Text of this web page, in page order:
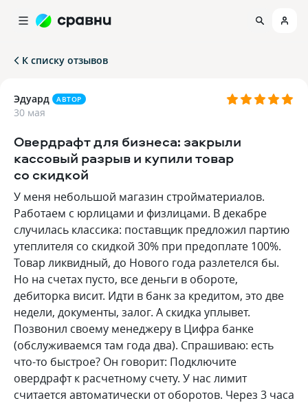
К списку отзывов
Эдуард АВТОР
30 мая
Овердрафт для бизнеса: закрыли
кассовый разрыв и купили товар
со скидкой
У меня небольшой магазин стройматериалов.
Работаем с юрлицами и физлицами. В декабре
случилась классика: поставщик предложил партию
утеплителя со скидкой 30% при предоплате 100%.
Товар ликвидный, до Нового года разлетелся бы.
Но на счетах пусто, все деньги в обороте,
дебиторка висит. Идти в банк за кредитом, это две
недели, документы, залог. А скидка уплывет.
Позвонил своему менеджеру в Цифра банке
(обслуживаемся там года два). Спрашиваю: есть
что-то быстрое? Он говорит: Подключите
овердрафт к расчетному счету. У нас лимит
считается автоматически от оборотов. Через 3 часа